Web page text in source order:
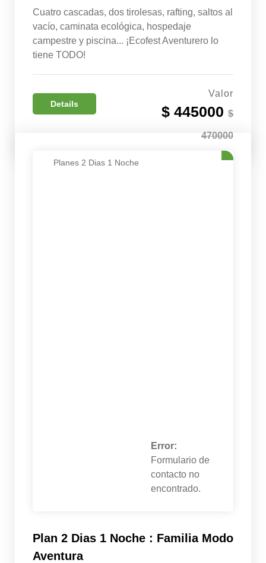
Cuatro cascadas, dos tirolesas, rafting, saltos al
vacío, caminata ecológica, hospedaje
campestre y piscina... ¡Ecofest Aventurero lo
tiene TODO!
Details
Valor
$ 445000 $
470000
Planes 2 Dias 1 Noche
Error:
Formulario de
contacto no
encontrado.
Plan 2 Dias 1 Noche : Familia Modo
Aventura